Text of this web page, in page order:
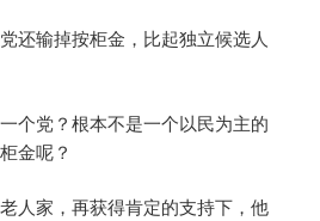
还输掉按柜金，比起独立候选人
个党？根本不是一个以民为主的
金呢？
人家，再获得肯定的支持下，他